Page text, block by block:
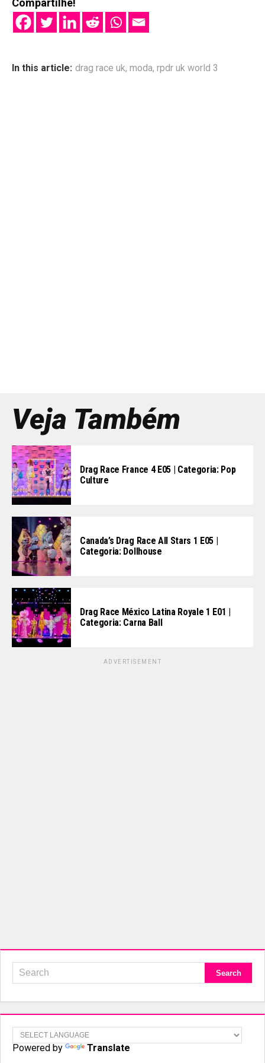
Compartilhe!
In this article: drag race uk, moda, rpdr uk world 3
Veja Também
Drag Race France 4 E05 | Categoria: Pop
Culture
Canada’s Drag Race All Stars 1 E05 |
Categoria: Dollhouse
Drag Race México Latina Royale 1 E01 |
Categoria: Carna Ball
ADVERTISEMENT
Powered by Translate